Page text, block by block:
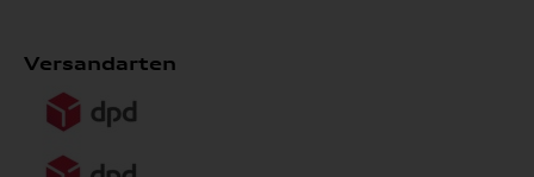
Versandarten